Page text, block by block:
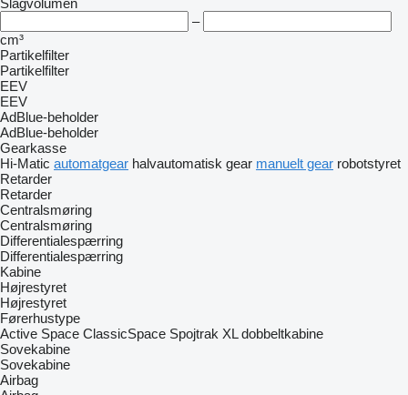
Slagvolumen
–
cm³
Partikelfilter
Partikelfilter
EEV
EEV
AdBlue-beholder
AdBlue-beholder
Gearkasse
Hi-Matic automatgear halvautomatisk gear manuelt gear robotstyret
Retarder
Retarder
Centralsmøring
Centralsmøring
Differentialespærring
Differentialespærring
Kabine
Højrestyret
Højrestyret
Førerhustype
Active Space ClassicSpace Spojtrak XL dobbeltkabine
Sovekabine
Sovekabine
Airbag